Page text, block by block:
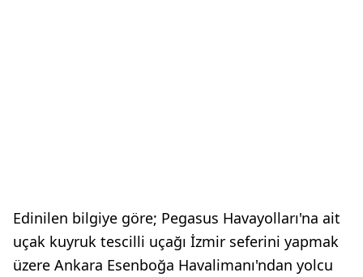
Edinilen bilgiye göre; Pegasus Havayolları'na ait
uçak kuyruk tescilli uçağı İzmir seferini yapmak
üzere Ankara Esenboğa Havalimanı'ndan yolcu